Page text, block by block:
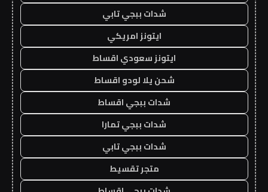
شدات ببجي تابي
ايتونز امريكي
ايتونز سعودي اقساط
شحن يلا لودو اقساط
شدات ببجي اقساط
شدات ببجي تمارا
شدات ببجي تابي
متجر تقسيط